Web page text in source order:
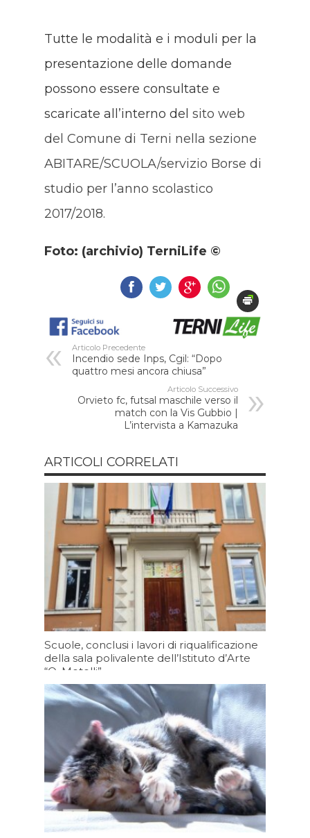
Tutte le modalità e i moduli per la
presentazione delle domande
possono essere consultate e
scaricate all’interno del sito web
del Comune di Terni nella sezione
ABITARE/SCUOLA/servizio Borse di
studio per l’anno scolastico
2017/2018.
Foto: (archivio) TerniLife ©
Articolo Precedente
Incendio sede Inps, Cgil: “Dopo
quattro mesi ancora chiusa”
Articolo Successivo
Orvieto fc, futsal maschile verso il
match con la Vis Gubbio |
L’intervista a Kamazuka
ARTICOLI CORRELATI
Scuole, conclusi i lavori di riqualificazione
della sala polivalente dell’Istituto d’Arte
“O. Metelli”
Oggi 19:30